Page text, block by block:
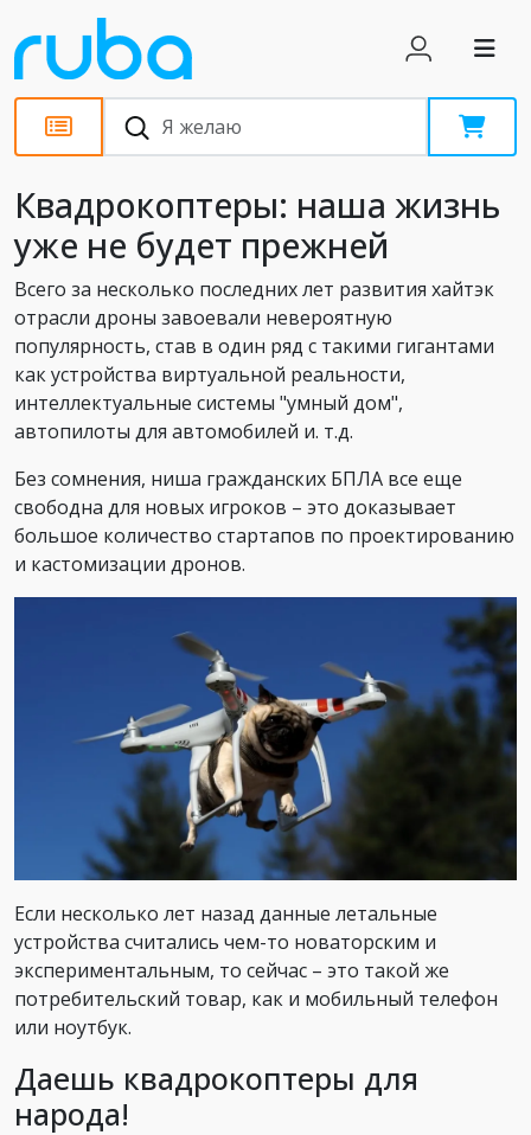
Статьи
Квадрокоптеры: наша жизнь
уже не будет прежней
Всего за несколько последних лет развития хайтэк
отрасли дроны завоевали невероятную
популярность, став в один ряд с такими гигантами
как устройства виртуальной реальности,
интеллектуальные системы "умный дом",
автопилоты для автомобилей и. т.д.
Без сомнения, ниша гражданских БПЛА все еще
свободна для новых игроков – это доказывает
большое количество стартапов по проектированию
и кастомизации дронов.
Если несколько лет назад данные летальные
устройства считались чем-то новаторским и
экспериментальным, то сейчас – это такой же
потребительский товар, как и мобильный телефон
или ноутбук.
Даешь квадрокоптеры для
народа!